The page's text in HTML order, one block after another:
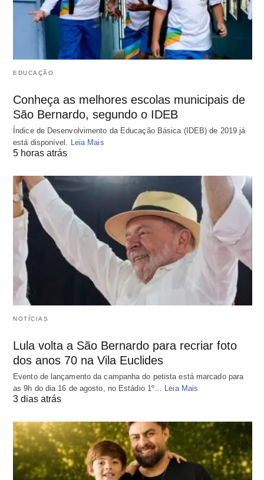
EDUCAÇÃO
Conheça as melhores escolas municipais de
São Bernardo, segundo o IDEB
Índice de Desenvolvimento da Educação Básica (IDEB) de 2019 já
está disponível.
Leia Mais
5 horas atrás
NOTÍCIAS
Lula volta a São Bernardo para recriar foto
dos anos 70 na Vila Euclides
Evento de lançamento da campanha do petista está marcado para
as 9h do dia 16 de agosto, no Estádio 1º… Leia Mais
3 dias atrás